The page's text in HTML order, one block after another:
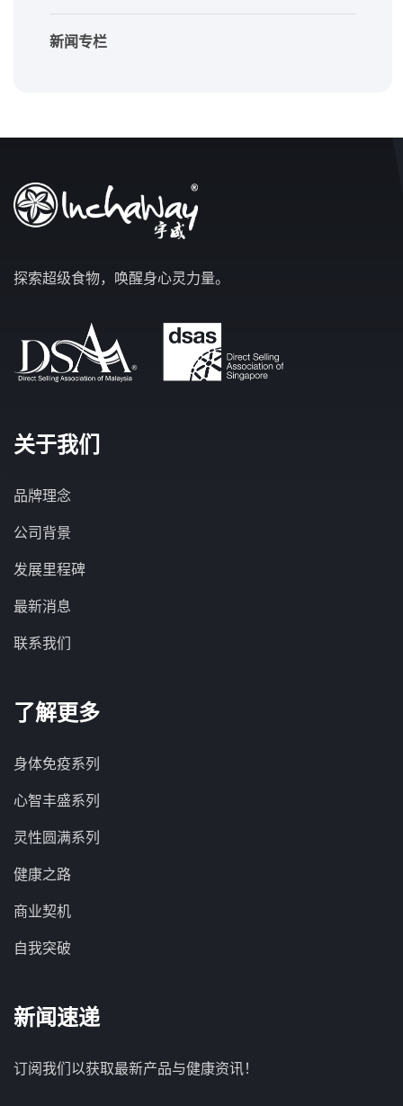
新闻专栏
探索超级食物，唤醒身心灵力量。
关于我们
品牌理念
公司背景
发展里程碑
最新消息
联系我们
了解更多
身体免疫系列
心智丰盛系列
灵性圆满系列
健康之路
商业契机
自我突破
新闻速递
订阅我们以获取最新产品与健康资讯！